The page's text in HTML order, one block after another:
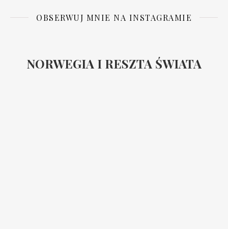
OBSERWUJ MNIE NA INSTAGRAMIE
NORWEGIA I RESZTA ŚWIATA